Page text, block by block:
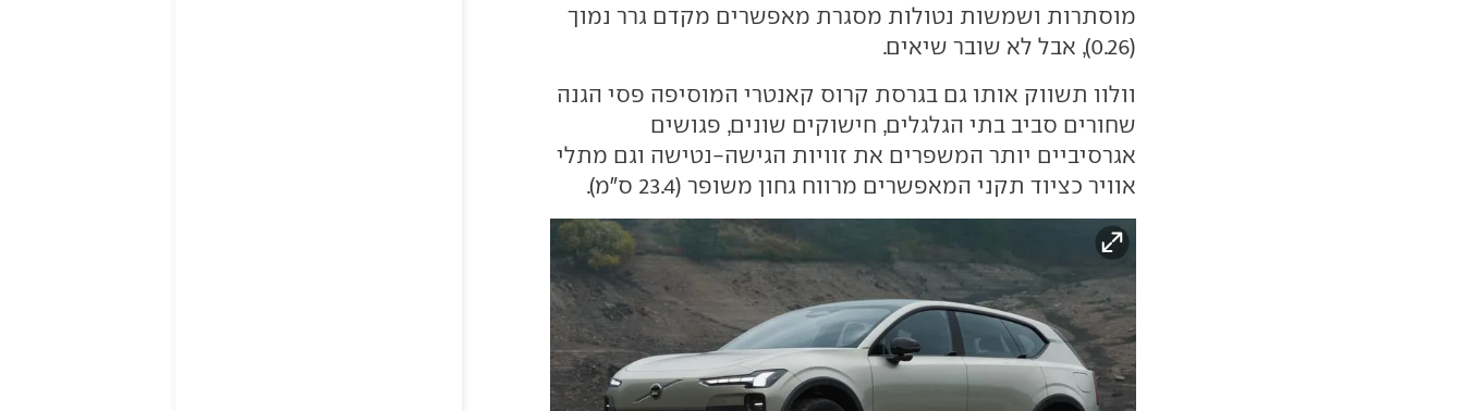
מוסתרות ושמשות נטולות מסגרת מאפשרים מקדם גרר נמוך
(0.26), אבל לא שובר שיאים.
וולוו תשווק אותו גם בגרסת קרוס קאנטרי המוסיפה פסי הגנה
שחורים סביב בתי הגלגלים, חישוקים שונים, פגושים
אגרסיביים יותר המשפרים את זוויות הגישה-נטישה וגם מתלי
אוויר כציוד תקני המאפשרים מרווח גחון משופר (23.4 ס"מ).